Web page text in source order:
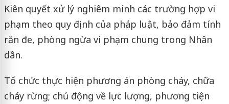
Kiên quyết xử lý nghiêm minh các trường hợp vi
phạm theo quy định của pháp luật, bảo đảm tính
răn đe, phòng ngừa vi phạm chung trong Nhân
dân.
Tổ chức thực hiện phương án phòng cháy, chữa
cháy rừng; chủ động về lực lượng, phương tiện